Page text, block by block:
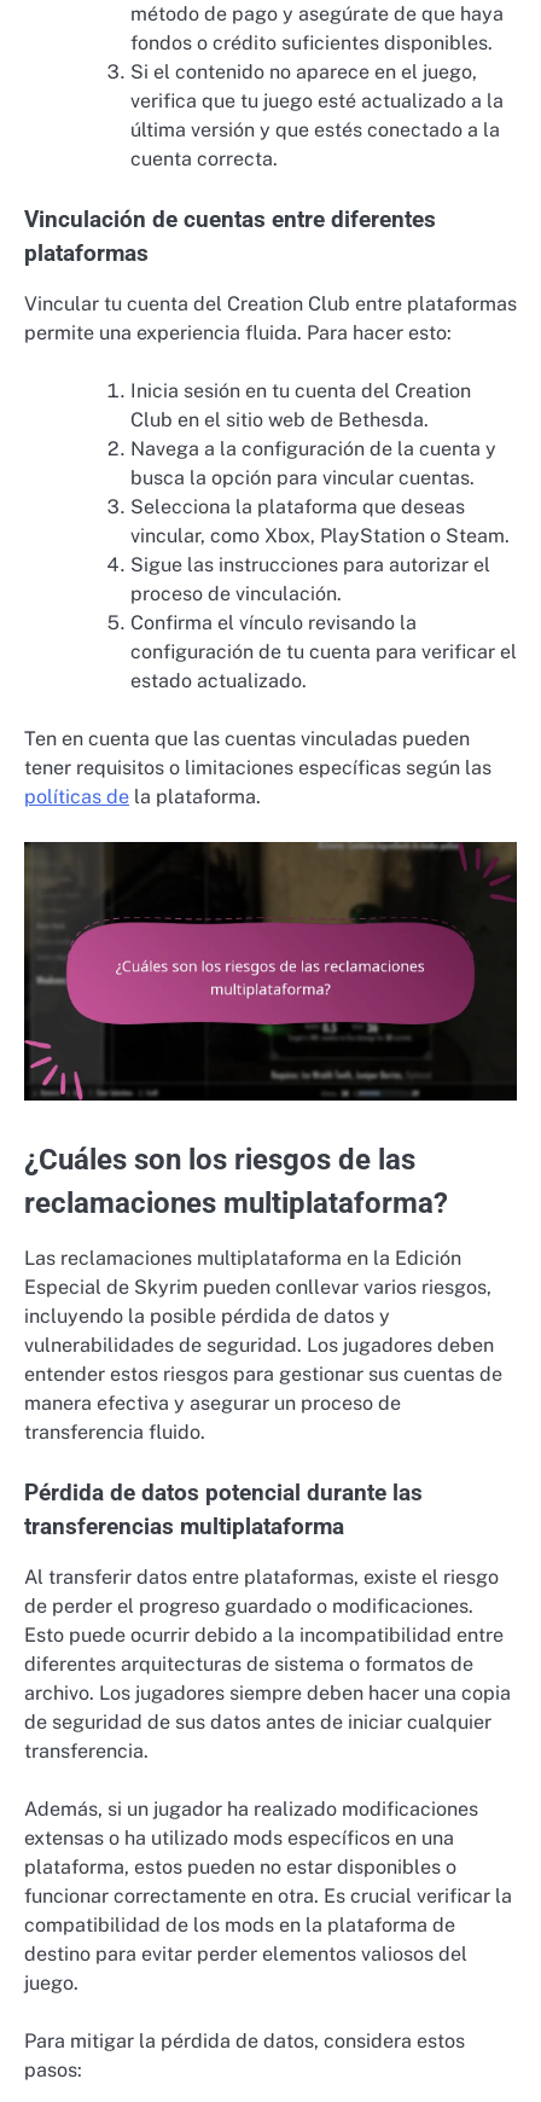
método de pago y asegúrate de que haya
fondos o crédito suficientes disponibles.
Si el contenido no aparece en el juego,
verifica que tu juego esté actualizado a la
última versión y que estés conectado a la
cuenta correcta.
Vinculación de cuentas entre diferentes
plataformas
Vincular tu cuenta del Creation Club entre plataformas
permite una experiencia fluida. Para hacer esto:
Inicia sesión en tu cuenta del Creation
Club en el sitio web de Bethesda.
Navega a la configuración de la cuenta y
busca la opción para vincular cuentas.
Selecciona la plataforma que deseas
vincular, como Xbox, PlayStation o Steam.
Sigue las instrucciones para autorizar el
proceso de vinculación.
Confirma el vínculo revisando la
configuración de tu cuenta para verificar el
estado actualizado.
Ten en cuenta que las cuentas vinculadas pueden
tener requisitos o limitaciones específicas según las
políticas de la plataforma.
¿Cuáles son los riesgos de las
reclamaciones multiplataforma?
Las reclamaciones multiplataforma en la Edición
Especial de Skyrim pueden conllevar varios riesgos,
incluyendo la posible pérdida de datos y
vulnerabilidades de seguridad. Los jugadores deben
entender estos riesgos para gestionar sus cuentas de
manera efectiva y asegurar un proceso de
transferencia fluido.
Pérdida de datos potencial durante las
transferencias multiplataforma
Al transferir datos entre plataformas, existe el riesgo
de perder el progreso guardado o modificaciones.
Esto puede ocurrir debido a la incompatibilidad entre
diferentes arquitecturas de sistema o formatos de
archivo. Los jugadores siempre deben hacer una copia
de seguridad de sus datos antes de iniciar cualquier
transferencia.
Además, si un jugador ha realizado modificaciones
extensas o ha utilizado mods específicos en una
plataforma, estos pueden no estar disponibles o
funcionar correctamente en otra. Es crucial verificar la
compatibilidad de los mods en la plataforma de
destino para evitar perder elementos valiosos del
juego.
Para mitigar la pérdida de datos, considera estos
pasos: